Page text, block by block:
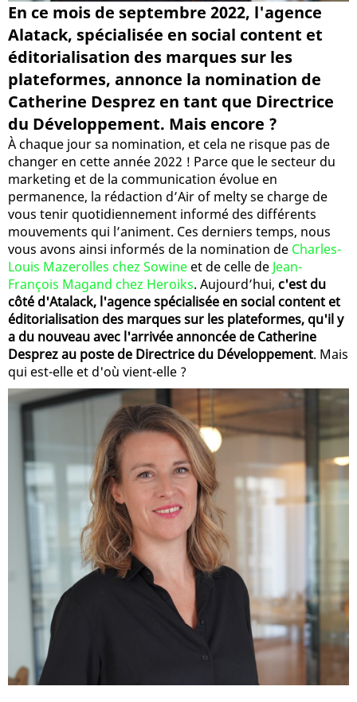
En ce mois de septembre 2022, l'agence
Alatack, spécialisée en social content et
éditorialisation des marques sur les
plateformes, annonce la nomination de
Catherine Desprez en tant que Directrice
du Développement. Mais encore ?
À chaque jour sa nomination, et cela ne risque pas de
changer en cette année 2022 ! Parce que le secteur du
marketing et de la communication évolue en
permanence, la rédaction d’Air of melty se charge de
vous tenir quotidiennement informé des différents
mouvements qui l’animent. Ces derniers temps, nous
vous avons ainsi informés de la nomination de Charles-
Louis Mazerolles chez Sowine et de celle de Jean-
François Magand chez Heroiks. Aujourd’hui, c'est du
côté d'Atalack, l'agence spécialisée en social content et
éditorialisation des marques sur les plateformes, qu'il y
a du nouveau avec l'arrivée annoncée de Catherine
Desprez au poste de Directrice du Développement. Mais
qui est-elle et d'où vient-elle ?